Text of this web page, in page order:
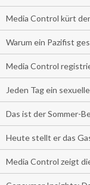
Media Control kürt
Warum ein Pazifist
Media Control
Jeden Tag ein
Das ist der Sommer-
Heute stellt er das
Media Control zeigt